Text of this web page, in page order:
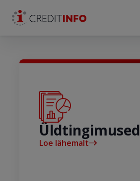
Üldtingimused
Loe lähemalt